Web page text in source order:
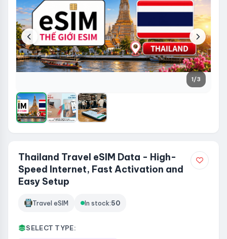
1/3
Thailand Travel eSIM Data - High-
Speed Internet, Fast Activation and
Easy Setup
Travel eSIM In stock:50
SELECT TYPE: